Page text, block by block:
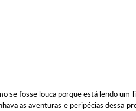
fosse louca porque está lendo um
as aventuras e peripécias dessa